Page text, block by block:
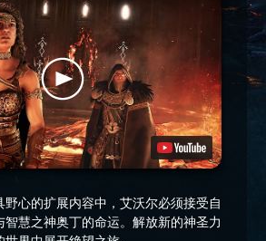
野心的扩展内容中，艾沃尔必须接受自
智慧之神奥丁的命运。解放新的神圣力